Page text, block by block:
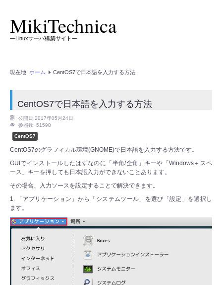
MikiTechnica
―Linuxサーバ構築サイト―
現在地: ホーム CentOS7で日本語を入力する方法
CentOS7で日本語を入力する方法
公開日:2017年05月24日
参照数: 51598
CentOS7
CentOS7のグラフィカル環境(GNOME)で日本語を入力する方法です。
GUIでインストールしたはずなのに「半角/全角」キーや「Windows＋スペ
ース」キーを押しても日本語入力ができないことあります。
その場合、入力ソースを設定することで解決できます。
1. 「アプリケーション」から「システムツール」を選び「設定」を選択し
ます。